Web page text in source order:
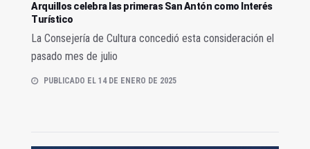
Arquillos celebra las primeras San Antón como Interés
Turístico
La Consejería de Cultura concedió esta consideración el
pasado mes de julio
PUBLICADO EL 14 DE ENERO DE 2025